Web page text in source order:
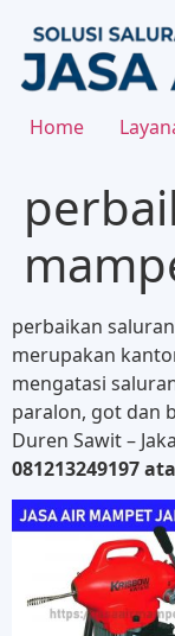
Home
perbaikan
merupakan
mengatasi
paralon, got dan
Duren Sawit –
081213249197